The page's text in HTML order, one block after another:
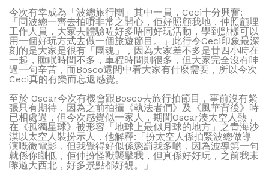
今次有幸成為「波總旅行團」其中一員，Ceci十分興奮:
「同波總一齊去拍嘢非常之開心，佢好照顧我地，仲照顧埋
工作人員，大家去體驗咗好多唔同好玩活動，學到點樣可以
用一個好玩方式去做一個旅遊節目。」此行令Ceci印象最深
刻的是大家是很有「團魂」，因為大家差不多是廿四小時在
一起，睡眠時間不多，車程時間則很多，但大家完全沒有呻
過一句辛苦，而Bosco還間中看大家有什麼需要，所以今次
Ceci真的有樂而忘返感覺。
至於 Oscar今次有機會跟Bosco去旅行拍節目，事前沒有緊
張只有期待，因為之前拍攝《執法者們》及《風華背後》時
已相處過，但今次感覺似一家人，期間Oscar湊太空人熱，
在《孤獨星球》被形容「地球上最似月球的地方」之青海沙
漠以太空人裝扮示人，他解釋:「扮太空人係拍緊波總做導
演嘅微電影，但我覺得好似係懲罰我多啲，因為波導第一句
就係你瞓低，佢仲扮怪獸襲擊我，但真係好好玩，之前我未
嚟過大西北，好多景點都好靚。」